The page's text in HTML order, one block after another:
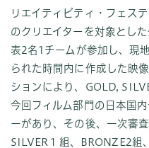
リエイティビティ・フェス
のクリエイターを対象とし
表2名1チームが参加し、現
られた時間内に作成した映
ションにより、GOLD,
今回フィルム部門の日本国
ーがあり、その後、一次審
SILVER１組、BRONZE2